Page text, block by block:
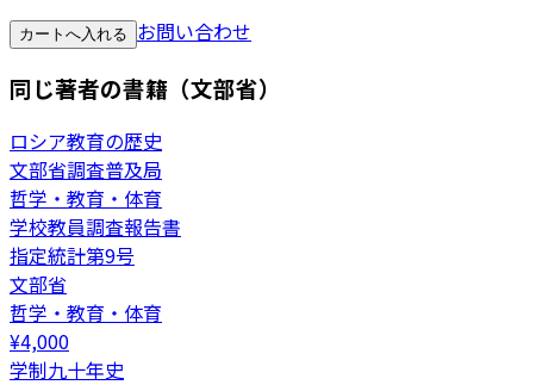
カートへ入れる お問い合わせ
同じ著者の書籍（文部省）
ロシア教育の歴史
文部省調査普及局
哲学・教育・体育
学校教員調査報告書
指定統計第9号
文部省
哲学・教育・体育
¥4,000
学制九十年史